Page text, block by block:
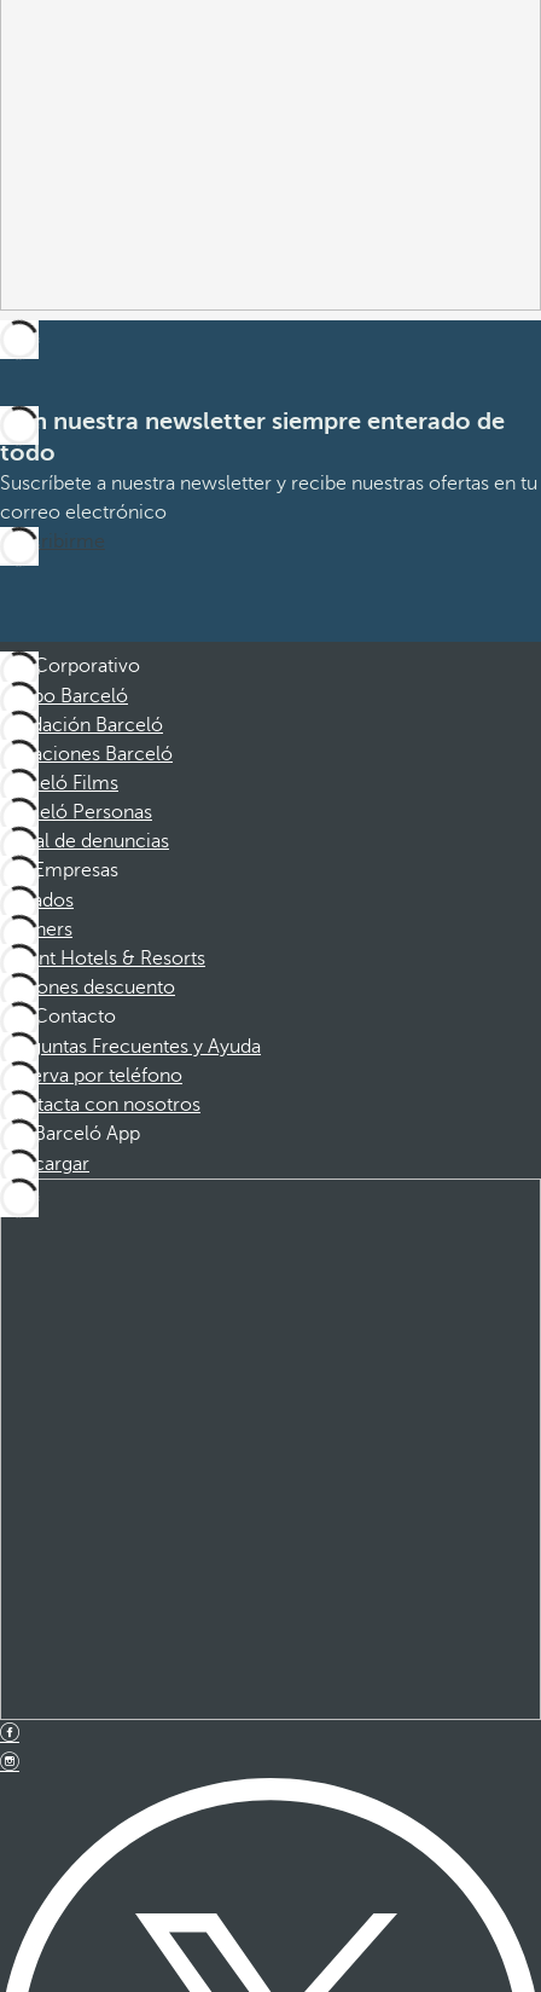
Con nuestra newsletter siempre enterado de
todo
Suscríbete a nuestra newsletter y recibe nuestras ofertas en tu
correo electrónico
Suscribirme
Corporativo
Grupo Barceló
Fundación Barceló
Vacaciones Barceló
Barceló Films
Barceló Personas
Canal de denuncias
Empresas
Afiliados
Partners
Dorint Hotels & Resorts
Cupones descuento
Contacto
Preguntas Frecuentes y Ayuda
Reserva por teléfono
Contacta con nosotros
Barceló App
Descargar